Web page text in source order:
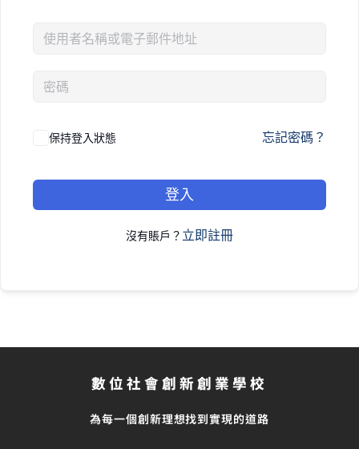
保持登入狀態 忘記密碼？
登入
沒有賬戶？ 立即註冊
數位社會創新創業學校
為每一個創新理想找到實現的道路